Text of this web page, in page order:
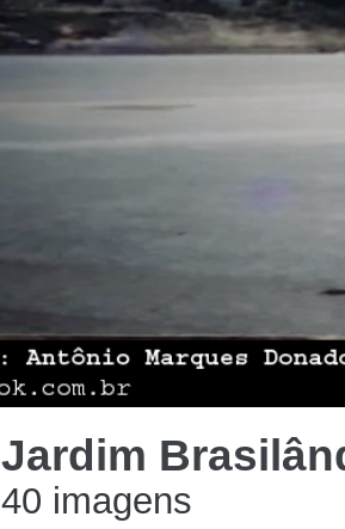
Jardim
40 imagens